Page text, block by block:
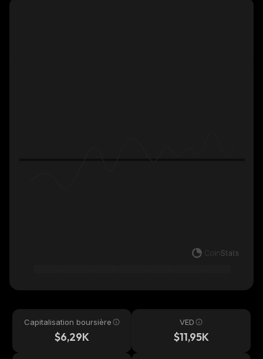
Capitalisation boursière
$6,29K
VED
$11,95K